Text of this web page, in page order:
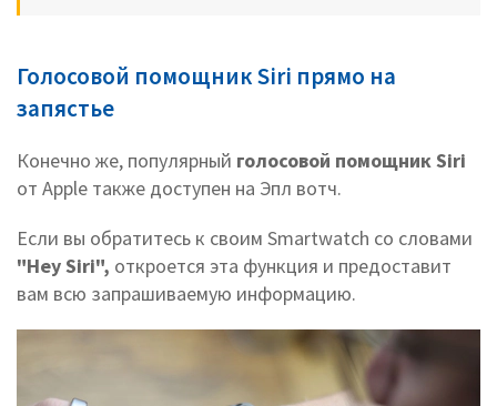
Голосовой помощник Siri прямо на
запястье
Конечно же, популярный голосовой помощник Siri
от Apple также доступен на Эпл вотч.
Если вы обратитесь к своим Smartwatch со словами
"Hey Siri", откроется эта функция и предоставит
вам всю запрашиваемую информацию.